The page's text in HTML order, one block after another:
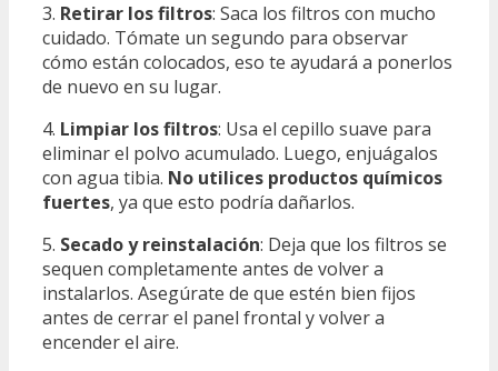
3. Retirar los filtros: Saca los filtros con mucho
cuidado. Tómate un segundo para observar
cómo están colocados, eso te ayudará a ponerlos
de nuevo en su lugar.
4. Limpiar los filtros: Usa el cepillo suave para
eliminar el polvo acumulado. Luego, enjuágalos
con agua tibia. No utilices productos químicos
fuertes, ya que esto podría dañarlos.
5. Secado y reinstalación: Deja que los filtros se
sequen completamente antes de volver a
instalarlos. Asegúrate de que estén bien fijos
antes de cerrar el panel frontal y volver a
encender el aire.